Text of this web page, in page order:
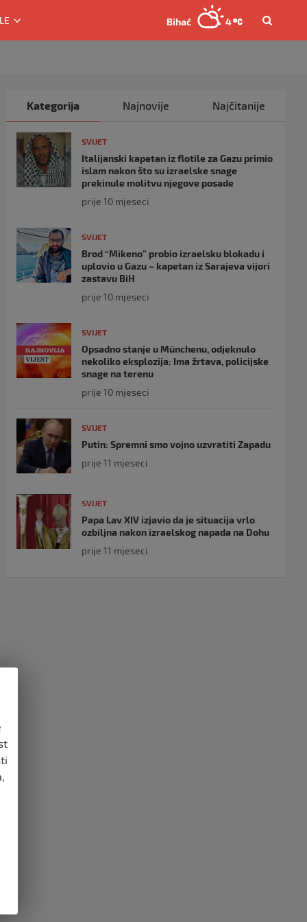
Bihać 4
Kategorija Najnovije Najčitanije
SVIJET
Italijanski kapetan iz flotile za Gazu primio
islam nakon što su izraelske snage
prekinule molitvu njegove posade
prije 10 mjeseci
SVIJET
Brod “Mikeno” probio izraelsku blokadu i
uplovio u Gazu – kapetan iz Sarajeva vijori
zastavu BiH
prije 10 mjeseci
SVIJET
Opsadno stanje u Münchenu, odjeknulo
nekoliko eksplozija: Ima žrtava, policijske
snage na terenu
prije 10 mjeseci
SVIJET
Putin: Spremni smo vojno uzvratiti Zapadu
prije 11 mjeseci
SVIJET
Papa Lav XIV izjavio da je situacija vrlo
ozbiljna nakon izraelskog napada na Dohu
prije 11 mjeseci